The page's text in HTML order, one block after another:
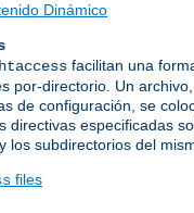
Dinámico
facilitan una
por-directorio. Un
de configuración, se
directivas especificadas
los subdirectorios del
files